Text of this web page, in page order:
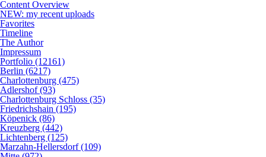
Content Overview
NEW: my recent uploads
Favorites
Timeline
The Author
Impressum
Portfolio (12161)
Berlin (6217)
Charlottenburg (475)
Adlershof (93)
Charlottenburg Schloss (35)
Friedrichshain (195)
Köpenick (86)
Kreuzberg (442)
Lichtenberg (125)
Marzahn-Hellersdorf (109)